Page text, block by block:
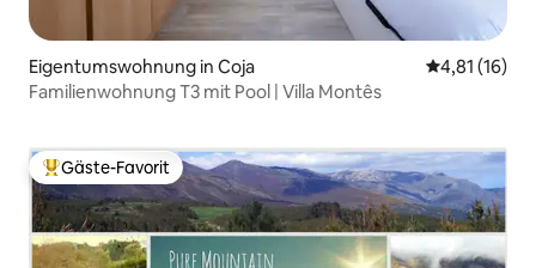
Eigentumswohnung in Coja
4,81 (16)
Familienwohnung T3 mit Pool | Villa Montês
Beliebter Gäste-Favorit.
Gäste-Favorit